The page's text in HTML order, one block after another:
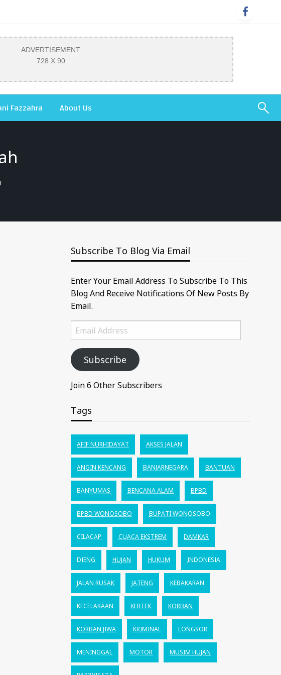
ADVERTISEMENT
728 X 90
Fazzahra About Us
Subscribe To Blog Via Email
Enter Your Email Address To Subscribe To This
Blog And Receive Notifications Of New Posts By
Email.
Email
Address
Subscribe
Join 6 Other Subscribers
Tags
AFIF NURHIDAYAT AKSES JALAN
ANGIN KENCANG BANJARNEGARA BANTUAN
BANYUMAS BENCANA ALAM BPBD
BPBD WONOSOBO BUPATI WONOSOBO
CILACAP CUACA EKSTREM DAMKAR
DIENG HUJAN HUKUM INDONESIA
JALAN RUSAK JATENG KEBAKARAN
KECELAKAAN KERTEK KORBAN
KORBAN JIWA KRIMINAL LONGSOR
MENINGGAL MOTOR MUSIM HUJAN